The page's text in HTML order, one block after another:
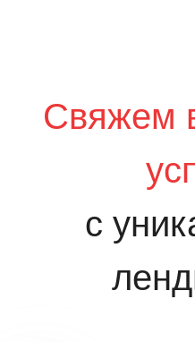
Свяжем
с